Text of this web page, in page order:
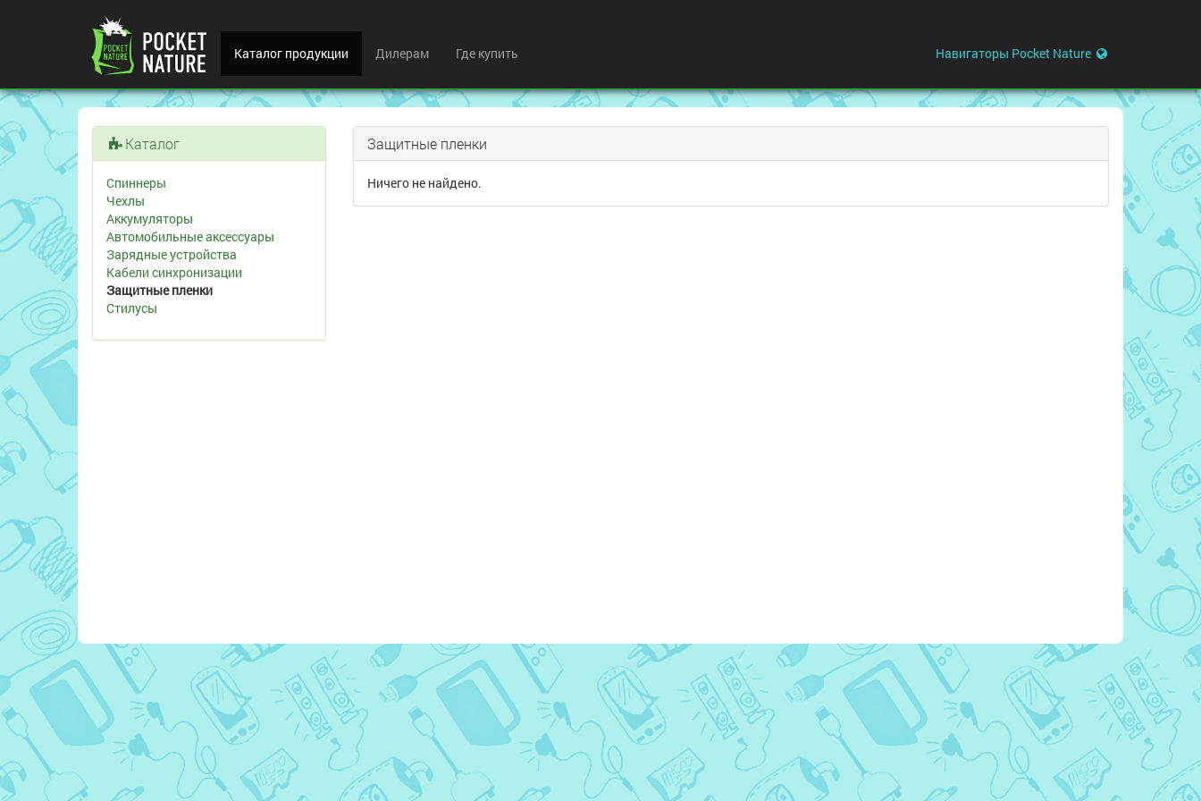
Каталог продукции Дилерам Где купить Навигаторы Pocket Nature
Каталог
Спиннеры
Чехлы
Аккумуляторы
Автомобильные аксессуары
Зарядные устройства
Кабели синхронизации
Защитные пленки
Стилусы
Защитные пленки
Ничего не найдено.